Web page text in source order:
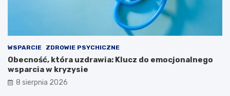
WSPARCIE ZDROWIE PSYCHICZNE
Obecność, która uzdrawia: Klucz do emocjonalnego
wsparcia w kryzysie
8 sierpnia 2026